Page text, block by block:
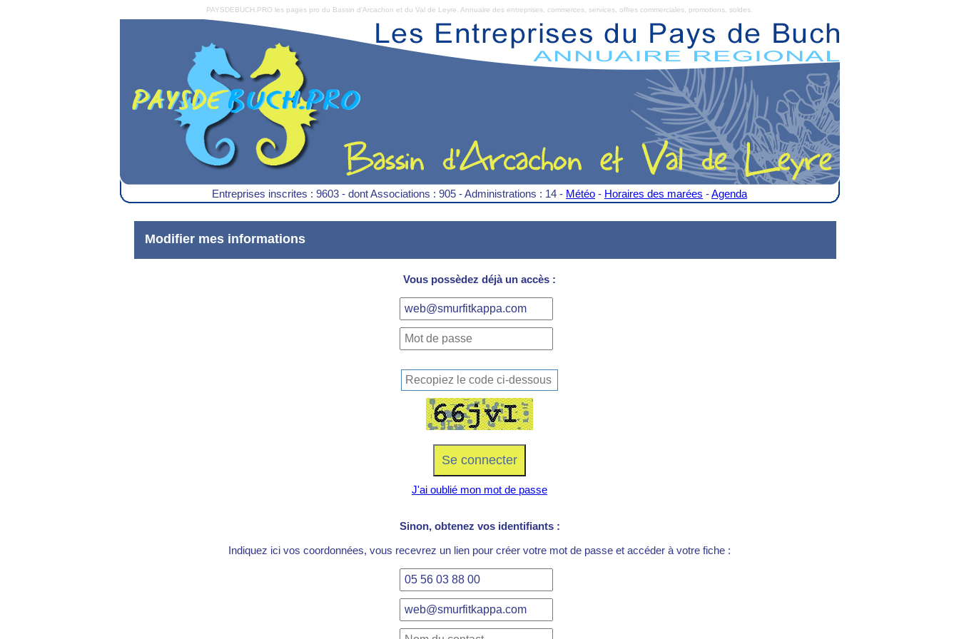
PAYSDEBUCH.PRO les pages pro du Bassin d'Arcachon et du Val de Leyre. Annuaire des entreprises, commerces, services, offres commerciales, promotions, soldes.
Entreprises inscrites : 9603 - dont Associations : 905 - Administrations : 14 - Météo - Horaires des marées -Agenda
Modifier mes informations
Vous possèdez déjà un accès :
J'ai oublié mon mot de passe
Sinon, obtenez vos identifiants :
Indiquez ici vos coordonnées, vous recevrez un lien pour créer votre mot de passe et accéder à votre fiche :